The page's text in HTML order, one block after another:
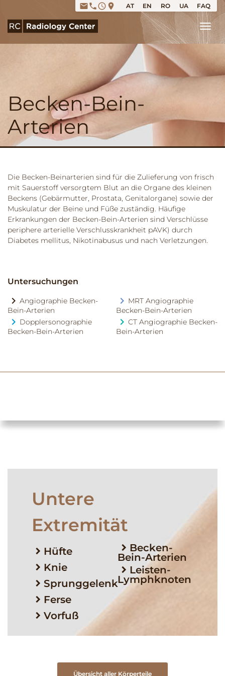
emailphoneaccess_time place AT EN RO UA FAQ
Becken-Bein-
Arterien
Die Becken-Beinarterien sind für die Zulieferung von frisch
mit Sauerstoff versorgtem Blut an die Organe des kleinen
Beckens (Gebärmutter, Prostata, Genitalorgane) sowie der
Muskulatur der Beine und Füße zuständig. Häufige
Erkrankungen der Becken-Bein-Arterien sind Verschlüsse
periphere arterielle Verschlusskrankheit pAVK) durch
Diabetes mellitus, Nikotinabusus und nach Verletzungen.
Untersuchungen
Angiographie Becken-
Bein-Arterien
Dopplersonographie
Becken-Bein-Arterien
MRT Angiographie
Becken-Bein-Arterien
CT Angiographie Becken-
Bein-Arterien
Untere
Extremität
Hüfte
Knie
Sprunggelenk
Ferse
Vorfuß
Becken-
Bein-Arterien
Leisten-
Lymphknoten
Übersicht aller Körperteile